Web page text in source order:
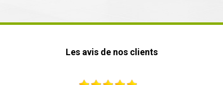
Les avis de nos clients